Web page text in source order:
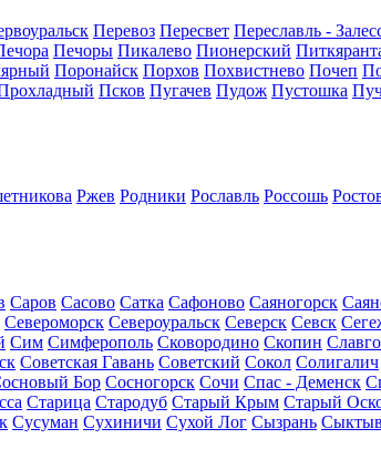
Перевоз Пересвет Переславль -
Печоры Пикалево Пионерский
Поронайск Порхов Похвистнево Почеп
Псков Пугачев Пудож Пустошка
Ржев Родники Рославль Россошь
Саров Сасово Сатка Сафоново Саяногорск
Североморск Североуральск Северск Севск
Сим Симферополь Сковородино Скопин
Советская Гавань Советский Сокол Солигалич
Бор Сосногорск Сочи Спас - Деменск
Старица Стародуб Старый Крым Старый
Сусуман Сухиничи Сухой Лог Сызрань